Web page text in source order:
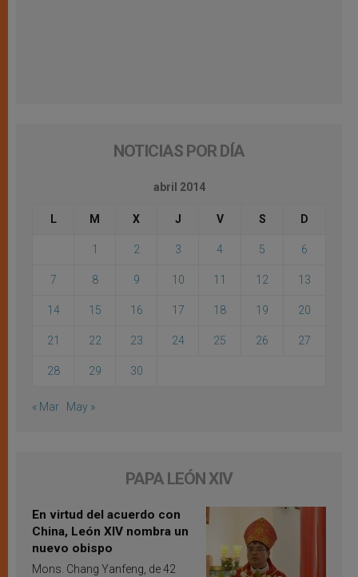
NOTICIAS POR DÍA
abril 2014
L M X J V S D
1 2 3 4 5 6
7 8 9 10 11 12 13
14 15 16 17 18 19 20
21 22 23 24 25 26 27
28 29 30
« Mar May »
PAPA LEÓN XIV
En virtud del acuerdo con
China, León XIV nombra un
nuevo obispo
Mons. Chang Yanfeng, de 42